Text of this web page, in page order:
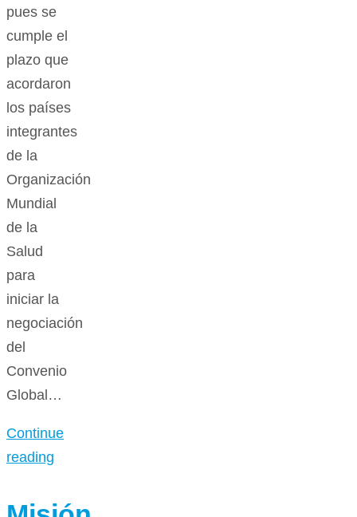
pues se
cumple el
plazo que
acordaron
los países
integrantes
de la
Organización
Mundial
de la
Salud
para
iniciar la
negociación
del
Convenio
Global…
Continue
reading